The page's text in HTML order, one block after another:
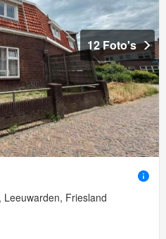
12 Foto's
Leeuwarden, Friesland